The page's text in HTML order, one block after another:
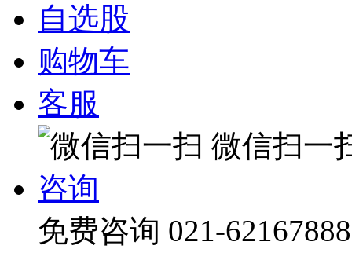
自选股
购物车
客服
微信扫一
咨询
免费咨询 021-62167888